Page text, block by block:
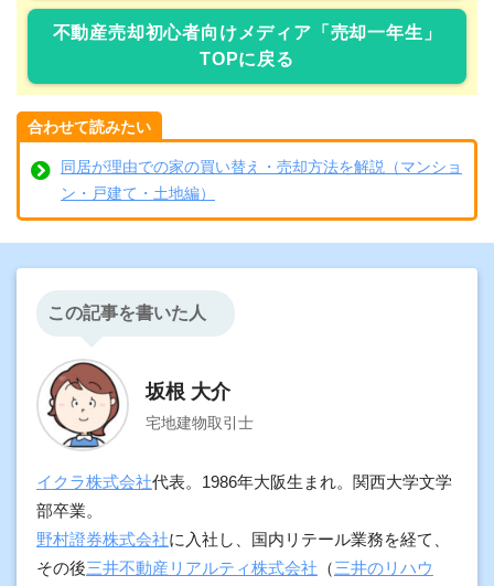
不動産売却初心者向けメディア「売却一年生」
TOPに戻る
合わせて読みたい
同居が理由での家の買い替え・売却方法を解説（マンショ
ン・戸建て・土地編）
この記事を書いた人
坂根 大介
宅地建物取引士
イクラ株式会社代表。1986年大阪生まれ。関西大学文学
部卒業。
野村證券株式会社に入社し、国内リテール業務を経て、
その後三井不動産リアルティ株式会社 （三井のリハウ